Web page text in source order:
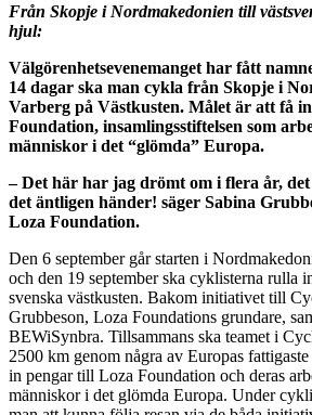
Från Skopje i Nordmakedonien till
hjul:
Välgörenhetsevenemanget har fått
14 dagar ska man cykla från Skopje i
Varberg på Västkusten. Målet är att få
Foundation, insamlingsstiftelsen som
människor i det “glömda” Europa.
– Det här har jag drömt om i flera år,
det äntligen händer! säger Sabina
Loza Foundation.
Den 6 september går starten i
och den 19 september ska cyklisterna rulla
svenska västkusten. Bakom initiativet till
Grubbeson, Loza Foundations grundare,
BEWiSynbra. Tillsammans ska teamet i
2500 km genom några av Europas
in pengar till Loza Foundation och deras
människor i det glömda Europa. Under